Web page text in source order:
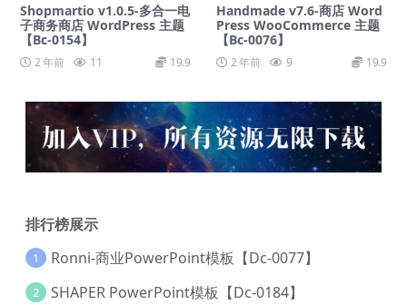
Shopmartio v1.0.5-多合一电
子商务商店 WordPress 主题
【Bc-0154】
2 年前 11 19.9
Handmade v7.6-商店 Word
Press WooCommerce 主题
【Bc-0076】
2 年前 9 19.9
排行榜展示
1 Ronni-商业PowerPoint模板【Dc-0077】
2 SHAPER PowerPoint模板【Dc-0184】